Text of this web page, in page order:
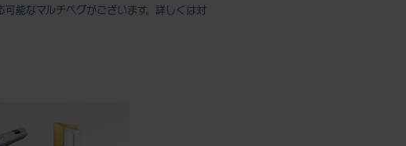
能なマルチペグがございます。詳しくは対